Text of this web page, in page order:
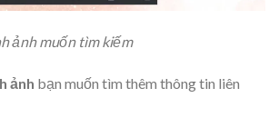
ảnh muốn tìm kiếm
ảnh bạn muốn tìm thêm thông tin liên